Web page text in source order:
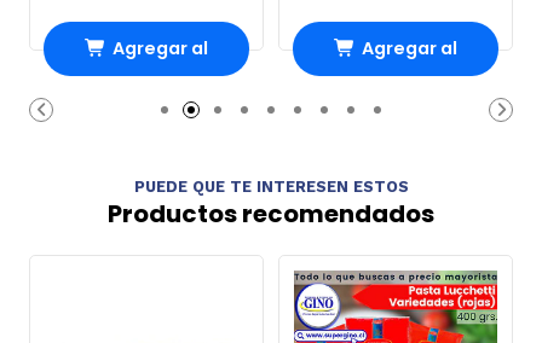
Agregar al
Carro
Agregar al
Carro
PUEDE QUE TE INTERESEN ESTOS
Productos recomendados